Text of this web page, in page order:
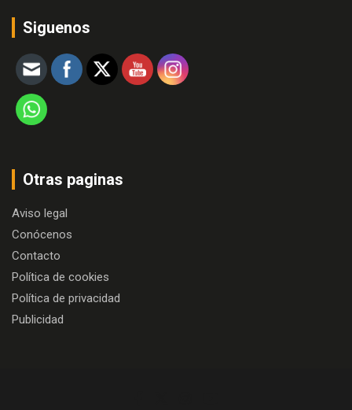
Siguenos
Otras paginas
Aviso legal
Conócenos
Contacto
Política de cookies
Política de privacidad
Publicidad